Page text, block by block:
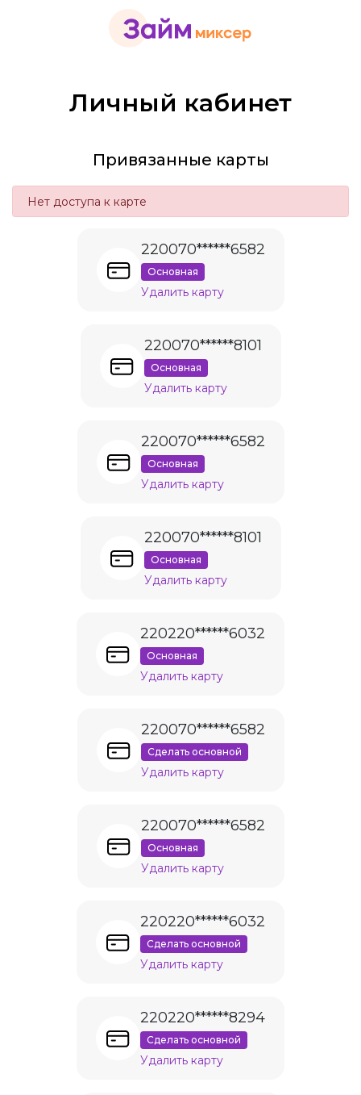
Личный кабинет
Привязанные карты
Нет доступа к карте
220070******6582
Основная
Удалить карту
220070******8101
Основная
Удалить карту
220070******6582
Основная
Удалить карту
220070******8101
Основная
Удалить карту
220220******6032
Основная
Удалить карту
220070******6582
Сделать основной
Удалить карту
220070******6582
Основная
Удалить карту
220220******6032
Сделать основной
Удалить карту
220220******8294
Сделать основной
Удалить карту